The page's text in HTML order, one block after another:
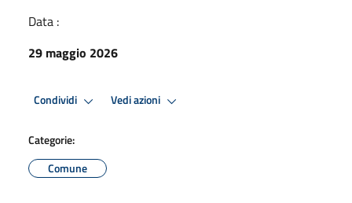
Data :
29 maggio 2026
Condividi Vedi azioni
Categorie:
Comune